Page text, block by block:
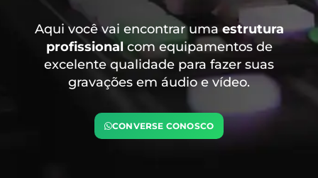
Aqui você vai encontrar uma estrutura
profissional com equipamentos de
excelente qualidade para fazer suas
gravações em áudio e vídeo.
CONVERSE CONOSCO